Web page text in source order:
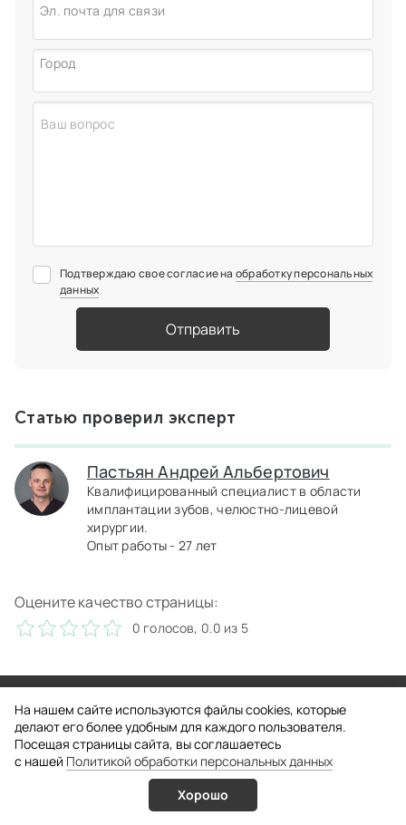
Эл. почта для связи
Город
Подтверждаю свое согласие на обработку персональных
данных
Отправить
Статью проверил эксперт
Пастьян Андрей Альбертович
Квалифицированный специалист в области
имплантации зубов, челюстно-лицевой
хирургии.
Опыт работы - 27 лет
Оцените качество страницы:
0 голосов, 0.0 из 5
Запишитесь на консультацию
С радостью ответим на ваши вопросы и запишем к нужному
специалисту.
+7 (495) 939-30-30
На нашем сайте используются файлы cookies, которые
делают его более удобным для каждого пользователя.
Посещая страницы сайта, вы соглашаетесь
c нашей Политикой обработки персональных данных
Хорошо
Онлайн запись